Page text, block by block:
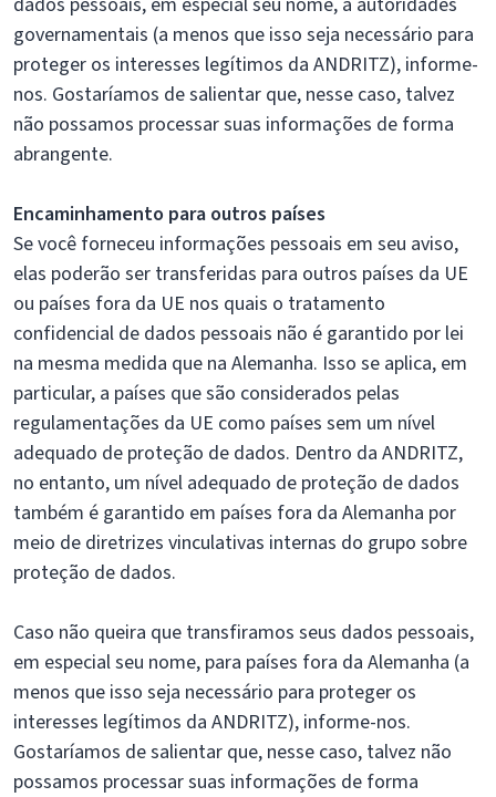
governamentais (a menos que isso seja necessário para
proteger os interesses legítimos da ANDRITZ), informe-
nos. Gostaríamos de salientar que, nesse caso, talvez
não possamos processar suas informações de forma
abrangente.
Encaminhamento para outros países
Se você forneceu informações pessoais em seu aviso,
elas poderão ser transferidas para outros países da UE
ou países fora da UE nos quais o tratamento
confidencial de dados pessoais não é garantido por lei
na mesma medida que na Alemanha. Isso se aplica, em
particular, a países que são considerados pelas
regulamentações da UE como países sem um nível
adequado de proteção de dados. Dentro da ANDRITZ,
no entanto, um nível adequado de proteção de dados
também é garantido em países fora da Alemanha por
meio de diretrizes vinculativas internas do grupo sobre
proteção de dados.
Caso não queira que transfiramos seus dados pessoais,
em especial seu nome, para países fora da Alemanha (a
menos que isso seja necessário para proteger os
interesses legítimos da ANDRITZ), informe-nos.
Gostaríamos de salientar que, nesse caso, talvez não
possamos processar suas informações de forma